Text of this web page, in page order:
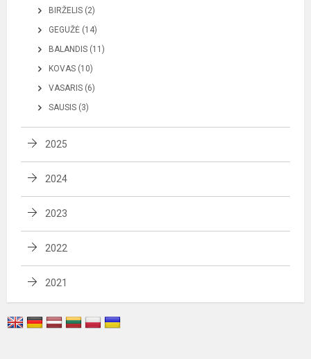
BIRŽELIS (2)
GEGUŽĖ (14)
BALANDIS (11)
KOVAS (10)
VASARIS (6)
SAUSIS (3)
2025
2024
2023
2022
2021